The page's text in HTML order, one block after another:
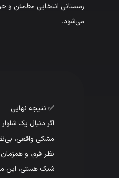
زمستانی انتخابی مطمئن و
می‌شود.
✅ نتیجه نهایی
اگر دنبال یک
مشکی واقعی،
نظر فرم، و
شیک هستی، این